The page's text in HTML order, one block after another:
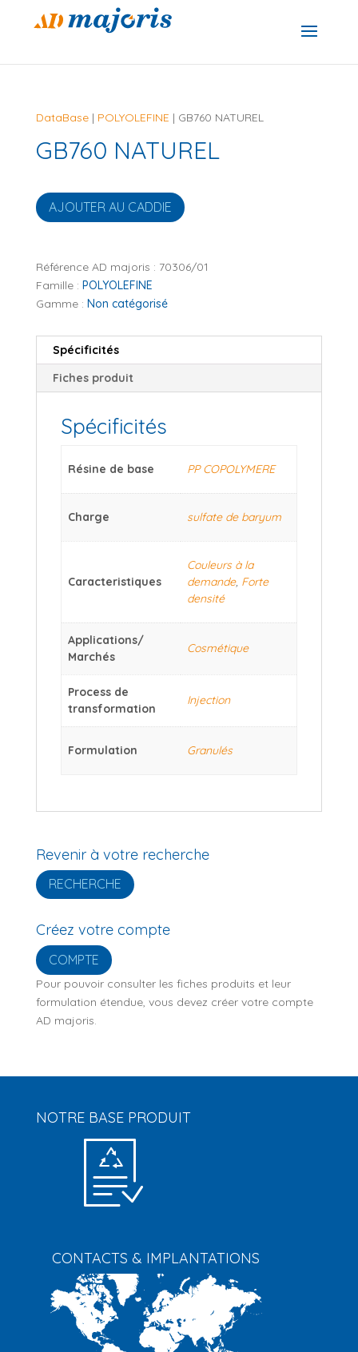
DataBase| POLYOLEFINE | GB760 NATUREL
GB760 NATUREL
AJOUTER AU CADDIE
Référence AD majoris : 70306/01
Famille : POLYOLEFINE
Gamme : Non catégorisé
Spécificités
Fiches produit
Spécificités
Résine de base PP COPOLYMERE
Charge sulfate de baryum
Caracteristiques
Couleurs à la
demande, Forte
densité
Applications/
Marchés
Cosmétique
Process de
transformation
Injection
Formulation Granulés
Revenir à votre recherche
RECHERCHE
Créez votre compte
COMPTE
Pour pouvoir consulter les fiches produits et leur
formulation étendue, vous devez créer votre compte
AD majoris.
NOTRE BASE PRODUIT
CONTACTS & IMPLANTATIONS